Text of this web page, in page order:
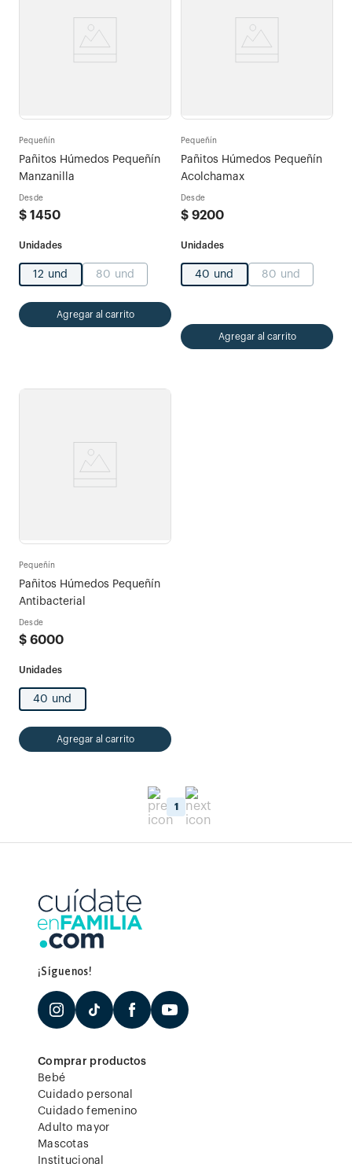
Pequeñín
Pañitos Húmedos Pequeñín
Manzanilla
Desde
$ 1450
12 und 80 und
Agregar al carrito
Pequeñín
Pañitos Húmedos Pequeñín
Acolchamax
Desde
$ 9200
40 und 80 und
Agregar al carrito
Pequeñín
Pañitos Húmedos Pequeñín
Antibacterial
Desde
$ 6000
40 und
Agregar al carrito
1
¡Síguenos!
Comprar productos
Bebé
Cuidado personal
Cuidado femenino
Adulto mayor
Mascotas
Institucional